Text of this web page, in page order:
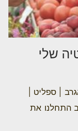
שלי
זאגרב | ספליט |
התחלנו את